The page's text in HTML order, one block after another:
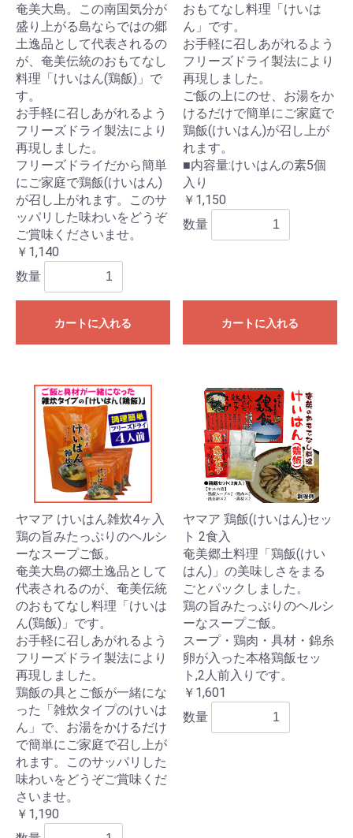
奄美大島。この南国気分が
盛り上がる島ならではの郷
土逸品として代表されるの
が、奄美伝統のおもてなし
料理「けいはん(鶏飯)」で
す。
お手軽に召しあがれるよう
フリーズドライ製法により
再現しました。
フリーズドライだから簡単
にご家庭で鶏飯(けいはん)
が召し上がれます。このサ
ッパリした味わいをどうぞ
ご賞味くださいませ。
￥1,140
数量
カートに入れる
おもてなし料理「けいは
ん」です。
お手軽に召しあがれるよう
フリーズドライ製法により
再現しました。
ご飯の上にのせ、お湯をか
けるだけで簡単にご家庭で
鶏飯(けいはん)が召し上が
れます。
■内容量:けいはんの素5個
入り
￥1,150
数量
カートに入れる
ヤマア けいはん雑炊4ヶ入
鶏の旨みたっぷりのヘルシ
ーなスープご飯。
奄美大島の郷土逸品として
代表されるのが、奄美伝統
のおもてなし料理「けいは
ん(鶏飯)」です。
お手軽に召しあがれるよう
フリーズドライ製法により
再現しました。
鶏飯の具とご飯が一緒にな
った「雑炊タイプのけいは
ん」で、お湯をかけるだけ
で簡単にご家庭で召し上が
れます。このサッパリした
味わいをどうぞご賞味くだ
さいませ。
￥1,190
ヤマア 鶏飯(けいはん)セッ
ト 2食入
奄美郷土料理「鶏飯(けい
はん)」の美味しさをまる
ごとパックしました。
鶏の旨みたっぷりのヘルシ
ーなスープご飯。
スープ・鶏肉・具材・錦糸
卵が入った本格鶏飯セッ
ト,2人前入りです。
￥1,601
数量